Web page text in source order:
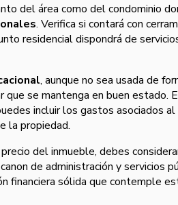
del área como del condominio
. Verifica si contará con
residencial dispondrá de
, aunque no sea usada de
se mantenga en buen estado.
incluir los gastos asociados al
la propiedad.
del inmueble, debes
de administración y servicios
financiera sólida que contemple